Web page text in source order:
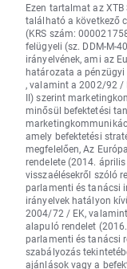
Ezen tartalmat az
található a következő
(KRS szám:
felügyeli (sz. DDM-M-
irányelvének, ami az
határozata a pénzügyi
, valamint a 2002/92 /
II) szerint
minősül befektetési
amely befektetési
megfelelően, Az
rendelete (2014.
visszaélésekről szóló
parlamenti és tanácsi
irányelvek hatályon
2004/72 / EK,
alapuló rendelet
parlamenti és tanácsi
szabályozás
ajánlások vagy a